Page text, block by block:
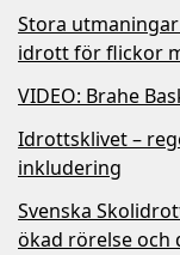
Stora
idrott för flickor
VIDEO: Brahe
Idrottsklivet –
inkludering
Svenska
ökad rörelse och